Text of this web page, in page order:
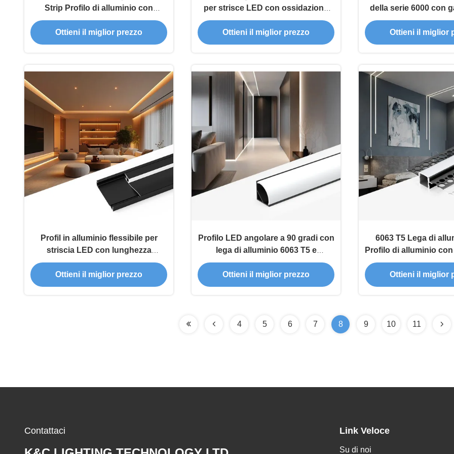
Strip Profilo di alluminio con
garanzia di 2 anni e lunghezza
personalizzata
Ottieni il miglior prezzo
per strisce LED con ossidazione
sabbiata per illuminazione lineare a
incasso
Ottieni il miglior prezzo
della serie 6000 con
anni per il canale della
e l'estrusione
Ottieni il miglior
Profil in alluminio flessibile per
striscia LED con lunghezza
personalizzata e lega di alluminio
6063 per illuminazione di scale
Ottieni il miglior prezzo
Profilo LED angolare a 90 gradi con
lega di alluminio 6063 T5 e
ossidazione sabbiata in dimensioni
W16*H16mm
Ottieni il miglior prezzo
6063 T5 Lega di
Profilo di alluminio con
da sabbiatura e
per il canale a
Ottieni il miglior
4 5 6 7 8 9 10 11
Contattaci Link Veloce
Su di noi